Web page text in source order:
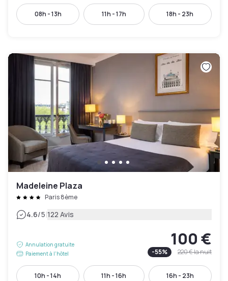
08h - 13h 11h - 17h 18h - 23h
Madeleine Plaza
Paris 8ème
4.6/5|122 Avis
Annulation gratuite
Paiement à l'hôtel
100 €
-55% 220 €la nuit
10h - 14h 11h - 16h 16h - 23h